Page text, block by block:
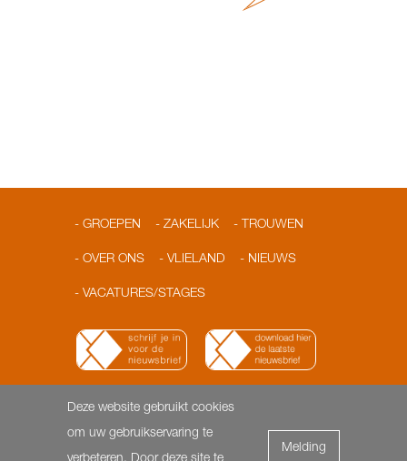
GROEPEN ZAKELIJK TROUWEN
OVER ONS VLIELAND NIEUWS
VACATURES/STAGES
info@loodshotel.nl
Melding
Deze website gebruikt cookies
om uw gebruikservaring te